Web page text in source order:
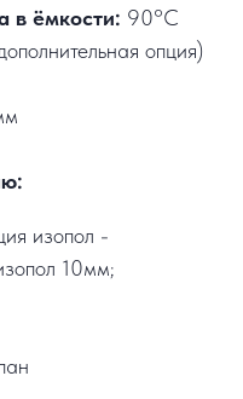
в ёмкости: 90°C
опция)
изопол -
10мм;